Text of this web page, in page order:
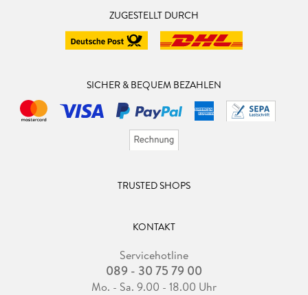
ZUGESTELLT DURCH
SICHER & BEQUEM BEZAHLEN
TRUSTED SHOPS
KONTAKT
Servicehotline
089 - 30 75 79 00
Mo. - Sa. 9.00 - 18.00 Uhr